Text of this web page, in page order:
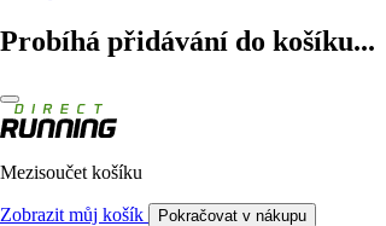
Probíhá přidávání do košíku...
Mezisoučet košíku
Zobrazit můj košík Pokračovat v nákupu